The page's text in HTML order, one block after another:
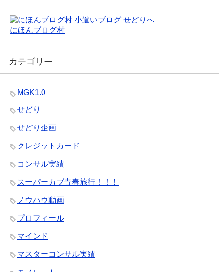
にほんブログ村
カテゴリー
MGK1.0
せどり
せどり企画
クレジットカード
コンサル実績
スーパーカブ青春旅行！！！
ノウハウ動画
プロフィール
マインド
マスターコンサル実績